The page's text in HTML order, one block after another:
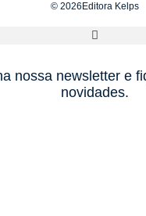
© 2026Editora Kelps
nossa newsletter e
novidades.